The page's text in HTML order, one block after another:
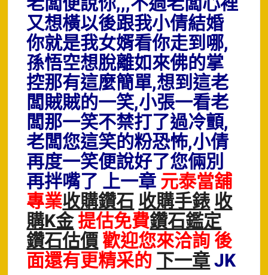
又想橫以後跟我小倩結婚
你就是我女婿看你走到哪,
孫悟空想脫離如來佛的掌
控那有這麼簡單,想到這老
闆賊賊的一笑,小張一看老
闆那一笑不禁打了過冷顫,
老闆您這笑的粉恐怖,小倩
再度一笑便說好了您倆別
再拌嘴了 上一章元泰當舖
專業收購鑽石收購手錶收
購K金提估免費鑽石鑑定
鑽石估價歡迎您來洽詢 後
面還有更精采的下一章JK